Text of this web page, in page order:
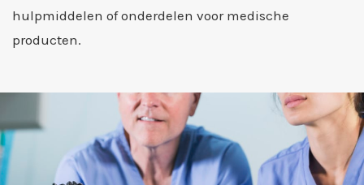
hulpmiddelen of onderdelen voor medische
producten.